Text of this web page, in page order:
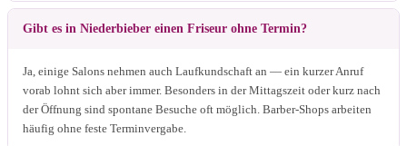
Gibt es in Niederbieber einen Friseur ohne Termin?
Ja, einige Salons nehmen auch Laufkundschaft an — ein kurzer Anruf
vorab lohnt sich aber immer. Besonders in der Mittagszeit oder kurz nach
der Öffnung sind spontane Besuche oft möglich. Barber-Shops arbeiten
häufig ohne feste Terminvergabe.